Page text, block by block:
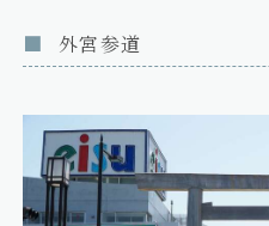
外宮参道